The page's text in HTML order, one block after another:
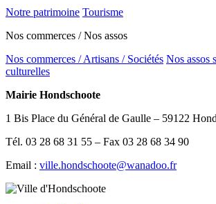
Notre patrimoine Tourisme
Nos commerces / Nos assos
Nos commerces / Artisans / Sociétés Nos assos
culturelles
Mairie Hondschoote
1 Bis Place du Général de Gaulle – 59122
Tél. 03 28 68 31 55 – Fax 03 28 68 34 90
Email : ville.hondschoote@wanadoo.fr